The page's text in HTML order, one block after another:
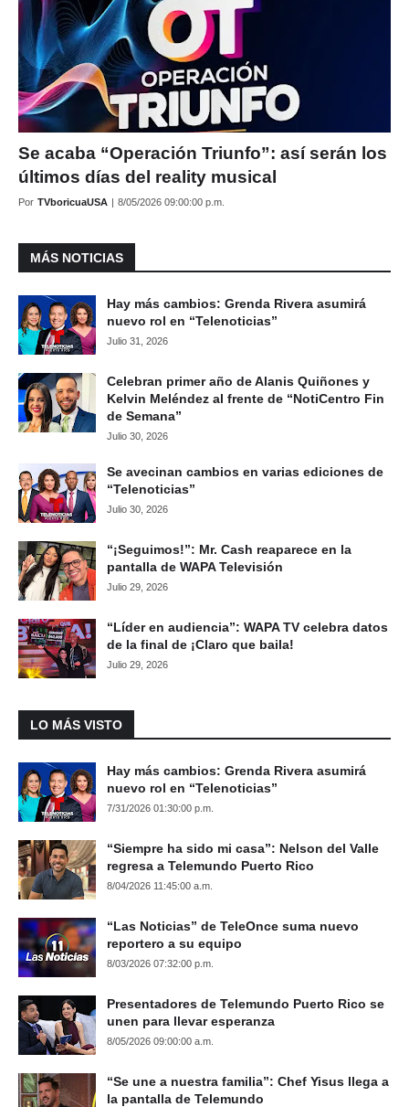
Se acaba “Operación Triunfo”: así serán los
últimos días del reality musical
Por TVboricuaUSA | 8/05/2026 09:00:00 p.m.
MÁS NOTICIAS
Hay más cambios: Grenda Rivera asumirá
nuevo rol en “Telenoticias”
Julio 31, 2026
Celebran primer año de Alanis Quiñones y
Kelvin Meléndez al frente de “NotiCentro Fin
de Semana”
Julio 30, 2026
Se avecinan cambios en varias ediciones de
“Telenoticias”
Julio 30, 2026
“¡Seguimos!”: Mr. Cash reaparece en la
pantalla de WAPA Televisión
Julio 29, 2026
“Líder en audiencia”: WAPA TV celebra datos
de la final de ¡Claro que baila!
Julio 29, 2026
LO MÁS VISTO
Hay más cambios: Grenda Rivera asumirá
nuevo rol en “Telenoticias”
7/31/2026 01:30:00 p.m.
“Siempre ha sido mi casa”: Nelson del Valle
regresa a Telemundo Puerto Rico
8/04/2026 11:45:00 a.m.
“Las Noticias” de TeleOnce suma nuevo
reportero a su equipo
8/03/2026 07:32:00 p.m.
Presentadores de Telemundo Puerto Rico se
unen para llevar esperanza
8/05/2026 09:00:00 a.m.
“Se une a nuestra familia”: Chef Yisus llega a
la pantalla de Telemundo